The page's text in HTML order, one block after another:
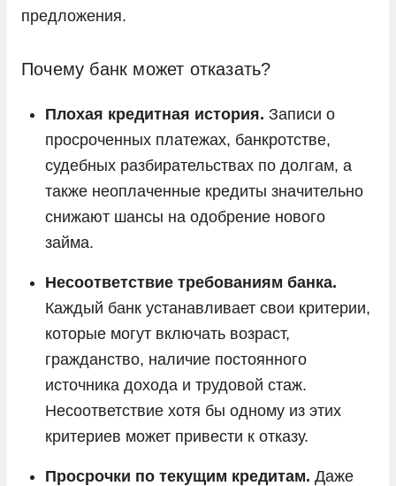
предложения.
Почему банк может отказать?
Плохая кредитная история. Записи о
просроченных платежах, банкротстве,
судебных разбирательствах по долгам, а
также неоплаченные кредиты значительно
снижают шансы на одобрение нового
займа.
Несоответствие требованиям банка.
Каждый банк устанавливает свои критерии,
которые могут включать возраст,
гражданство, наличие постоянного
источника дохода и трудовой стаж.
Несоответствие хотя бы одному из этих
критериев может привести к отказу.
Просрочки по текущим кредитам. Даже